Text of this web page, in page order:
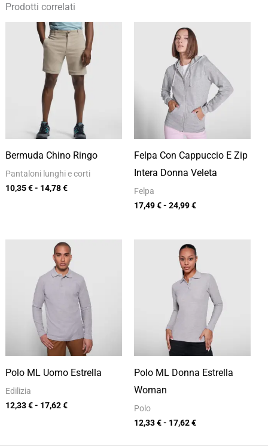
Prodotti correlati
Bermuda Chino Ringo
Pantaloni lunghi e corti
10,35€- 14,78€
Fascia
di
prezzo:
da
10,35 €
a
14,78 €
Felpa Con Cappuccio E Zip
Intera Donna Veleta
Felpa
17,49€- 24,99€
di
prezzo:
da
17,49 €
24,99 €
Polo ML Uomo Estrella
Edilizia
12,33€- 17,62€
Fascia
di
prezzo:
da
12,33 €
17,62 €
Polo ML Donna Estrella
Woman
Polo
12,33€- 17,62€
di
prezzo:
da
12,33 €
17,62 €